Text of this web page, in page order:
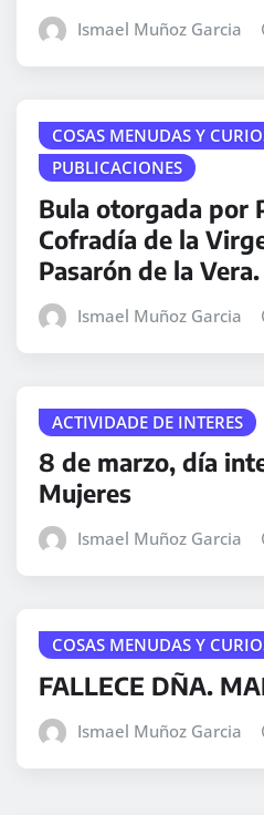
Ismael Muñoz Garcia
COSAS MENUDAS Y
PUBLICACIONES
Bula otorgada por
Cofradía de la
Pasarón de la Vera.
Ismael Muñoz Garcia
ACTIVIDADE DE INTERES
8 de marzo, día
Mujeres
Ismael Muñoz Garcia
COSAS MENUDAS Y
FALLECE DÑA.
Ismael Muñoz Garcia